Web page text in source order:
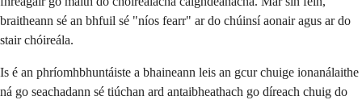
braitheann sé an bhfuil sé "níos fearr" ar do chúinsí aonair agus ar do
stair chóireála.
Is é an phríomhbhuntáiste a bhaineann leis an gcur chuige ionanálaithe
ná go seachadann sé tiúchan ard antaibheathach go díreach chuig do